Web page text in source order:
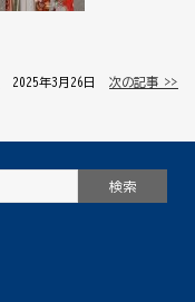
│ 2025年3月26日 │次の記事 >>